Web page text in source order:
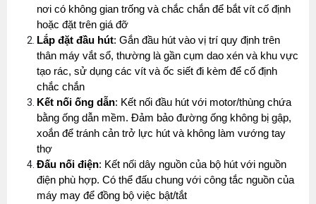
nơi có không gian trống và chắc chắn để bắt vít cố định
hoặc đặt trên giá đỡ
Lắp đặt đầu hút: Gắn đầu hút vào vị trí quy định trên
thân máy vắt sổ, thường là gần cụm dao xén và khu vực
tạo rác, sử dụng các vít và ốc siết đi kèm để cố định
chắc chắn
Kết nối ống dẫn: Kết nối đầu hút với motor/thùng chứa
bằng ống dẫn mềm. Đảm bảo đường ống không bị gập,
xoắn để tránh cản trở lực hút và không làm vướng tay
thợ
Đấu nối điện: Kết nối dây nguồn của bộ hút với nguồn
điện phù hợp. Có thể đấu chung với công tắc nguồn của
máy may để đồng bộ việc bật/tắt